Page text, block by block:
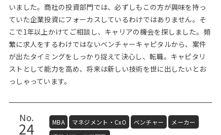
いました。商社の投資部門では、必ずしもこの方が興味を持っ
ていた企業投資にフォーカスしているわけではありません。そ
こで1年以上かけてご相談し、キャリアの機会を探しました。頻
繁に求人をするわけではないベンチャーキャピタルから、案件
が出たタイミングをしっかり捉えて決心し、転職。キャピタリ
ストとして能力を高め、将来は新しい技術を世に出したいとお
っしゃっています。
No.
24 MBA マネジメント・CxO ベンチャー
メーカー